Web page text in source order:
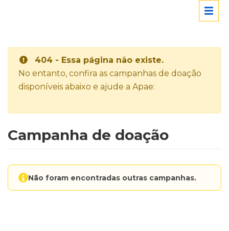
404 - Essa página não existe.
No entanto, confira as campanhas de doação
disponíveis abaixo e ajude a Apae:
Campanha de doação
Não foram encontradas outras campanhas.